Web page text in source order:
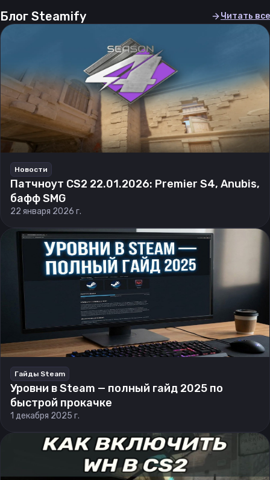
Блог Steamify Читать все
Новости
Патчноут CS2 22.01.2026: Premier S4, Anubis,
бафф SMG
22 января 2026 г.
Гайды Steam
Уровни в Steam — полный гайд 2025 по
быстрой прокачке
1 декабря 2025 г.